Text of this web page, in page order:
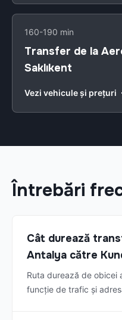
160-190 min
Transfer de la
Saklıkent
Vezi vehicule și prețuri
Întrebări
Cât durează
Antalya către
Ruta durează de obicei
funcție de trafic și